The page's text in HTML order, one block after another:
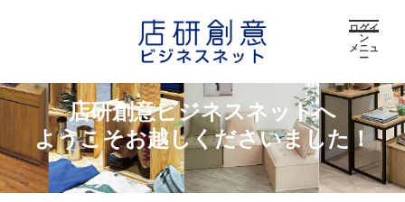
ログイ
ン
メニュ
ー
店研創意ビジネスネットへ
ようこそお越しくださいました！